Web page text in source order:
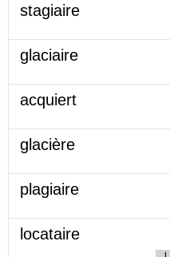
stagiaire
glaciaire
acquiert
glacière
plagiaire
locataire